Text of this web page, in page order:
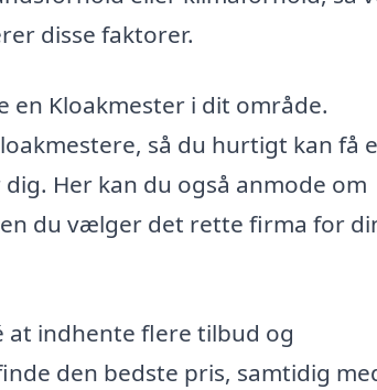
disse faktorer.
en Kloakmester i dit område.
så du hurtigt kan få
Her kan du også anmode om
du vælger det rette firma for
at indhente flere tilbud og
den bedste pris, samtidig